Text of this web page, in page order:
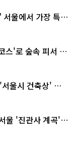
울에서 가장 특별
스'로 숲속 피서 떠
울시 건축상' 수
울 '진관사 계곡'이